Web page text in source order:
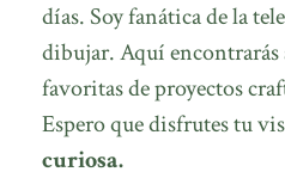
días. Soy fanática de la
dibujar. Aquí encontrarás
favoritas de proyectos
Espero que disfrutes tu
curiosa.